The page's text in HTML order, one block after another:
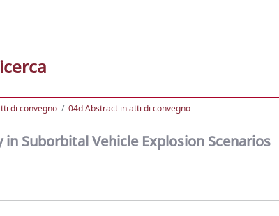
di convegno 04d Abstract in atti di convegno
Suborbital Vehicle Explosion Scenarios